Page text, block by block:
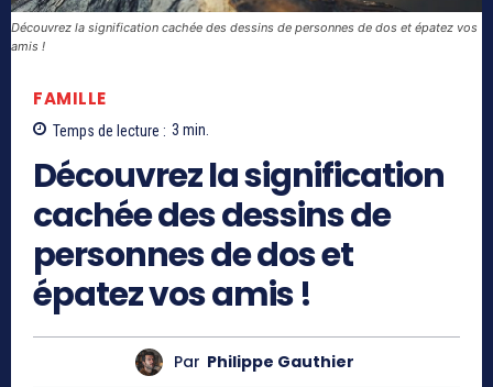
Découvrez la signification cachée des dessins de personnes de dos et épatez vos
amis !
FAMILLE
Temps de lecture : 3 min.
Découvrez la signification
cachée des dessins de
personnes de dos et
épatez vos amis !
Par Philippe Gauthier